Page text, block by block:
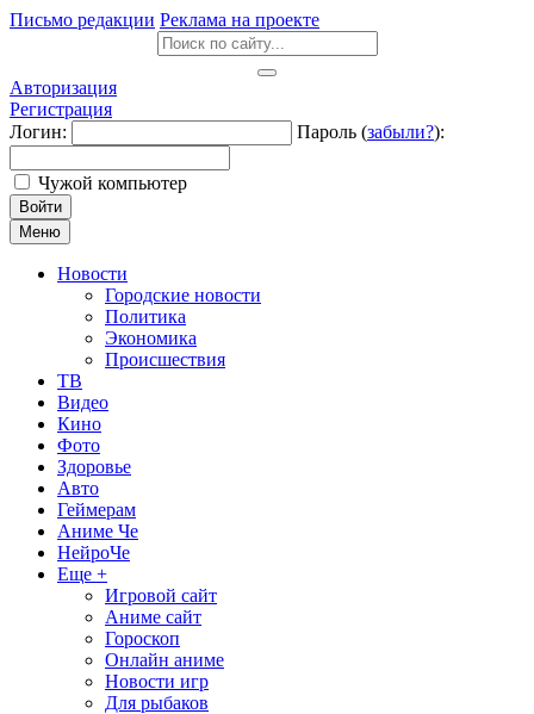
Письмо редакции Реклама на проекте
Авторизация
Регистрация
Логин:
Пароль (забыли?):
Чужой компьютер
Войти
Меню
Новости
Городские новости
Политика
Экономика
Происшествия
ТВ
Видео
Кино
Фото
Здоровье
Авто
Геймерам
Аниме Че
НейроЧе
Еще +
Игровой сайт
Аниме сайт
Гороскоп
Онлайн аниме
Новости игр
Для рыбаков